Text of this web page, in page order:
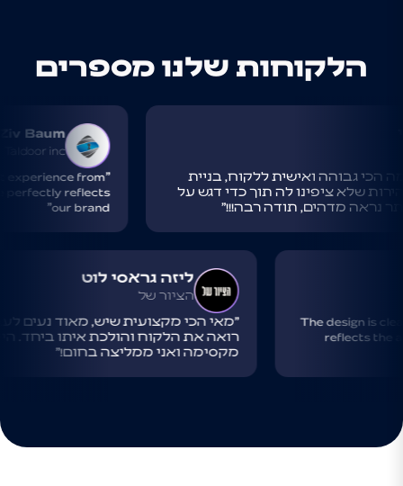
הלקוחות שלנו מספרים
גבוהה ואישית ללקוח, בניית
שלא ציפינו לה תוך כדי דגש על
נראה מדהים, תודה רבה!!!"
Ziv Baum
Taldoor inc
experience from
perfectly reflects
our brand"
ליזה גראסי לוט
הציור של
"מאי הכי מקצועית שיש, מאוד נעים
רואה את הלקוח והולכת איתו ביחד.
מקסימה ואני ממליצה בחום!"
"The design is
reflects the